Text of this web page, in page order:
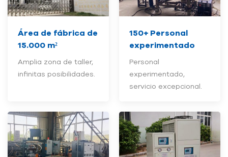
Área de fábrica de
15.000 m²
Amplia zona de taller,
infinitas posibilidades.
150+ Personal
experimentado
Personal
experimentado,
servicio excepcional.